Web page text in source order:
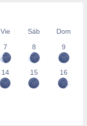
Vie Sáb
Dom
7 8 9
14 15 16